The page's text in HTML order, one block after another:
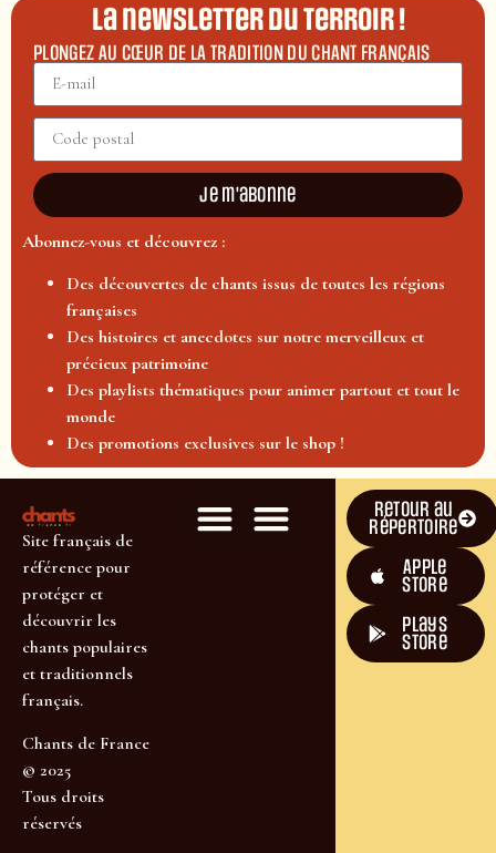
La newsletter du terroir !
PLONGEZ AU CŒUR DE LA TRADITION DU CHANT FRANÇAIS
Je m'abonne
Abonnez-vous et découvrez :
Des découvertes de chants issus de toutes les régions
françaises
Des histoires et anecdotes sur notre merveilleux et
précieux patrimoine
Des playlists thématiques pour animer partout et tout le
monde
Des promotions exclusives sur le shop !
Site français de
référence pour
protéger et
découvrir les
chants populaires
et traditionnels
français.
Chants de France
© 2025
Tous droits
réservés
Retour au
répertoire
Apple
Store
plays
store